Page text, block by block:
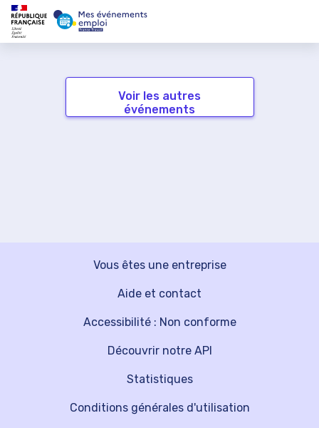
Voir les autres
événements
Vous êtes une entreprise
Découvrir notre API
Aide et contact
Statistiques
Accessibilité : Non conforme
Conditions générales d'utilisation